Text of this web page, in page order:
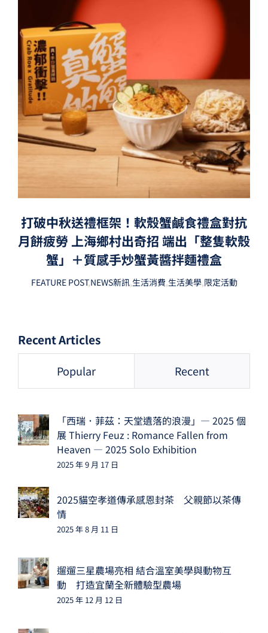
打破中秋送禮框架！軟殼蟹鹹食禮盒對抗
月餅疲勞 上海鄉村出奇招 端出「整隻軟殼
蟹」＋質感手炒蟹黃醬拌麵禮盒
FEATURE POST,NEWS新訊,生活消費,生活美學,限定活動
Recent Articles
Popular Recent
「西瑞．菲茲：天堂遺落的浪漫」— 2025 個
展 Thierry Feuz : Romance Fallen from
Heaven — 2025 Solo Exhibition
2025 年 9 月 17 日
2025貓空孝道傳承感恩封茶 父親節以茶傳
情
2025 年 8 月 11 日
遛遛三星農場亮相 結合溫室美學與動物互
動 打造宜蘭全新體驗型農場
2025 年 12 月 12 日